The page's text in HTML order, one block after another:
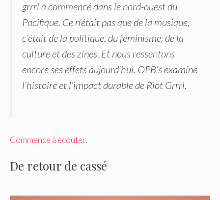
grrrl a commencé dans le nord-ouest du
Pacifique. Ce n’était pas que de la musique,
c’était de la politique, du féminisme, de la
culture et des zines. Et nous ressentons
encore ses effets aujourd’hui. OPB’s examine
l’histoire et l’impact durable de Riot Grrrl.
Commence à écouter.
De retour de cassé